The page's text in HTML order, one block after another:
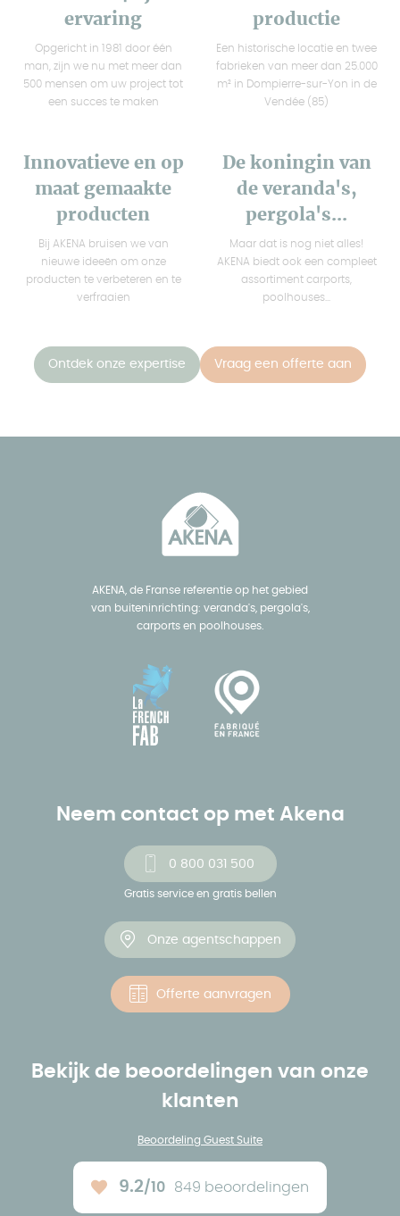
ervaring
Opgericht in 1981 door één
man, zijn we nu met meer dan
500 mensen om uw project tot
een succes te maken
productie
Een historische locatie en twee
fabrieken van meer dan 25.000
m² in Dompierre-sur-Yon in de
Vendée (85)
Innovatieve en op
maat gemaakte
producten
Bij AKENA bruisen we van
nieuwe ideeën om onze
producten te verbeteren en te
verfraaien
De koningin van
de veranda's,
pergola's...
Maar dat is nog niet alles!
AKENA biedt ook een compleet
assortiment carports,
poolhouses...
Ontdek onze expertise Vraag een offerte aan
AKENA, de Franse referentie op het gebied
van buiteninrichting: veranda's, pergola's,
carports en poolhouses.
Neem contact op met Akena
0 800 031 500
Gratis service en gratis bellen
Onze agentschappen
Offerte aanvragen
Bekijk de beoordelingen van onze
klanten
Beoordeling Guest Suite
Ons gemiddelde :
9.2/10 849 beoordelingen